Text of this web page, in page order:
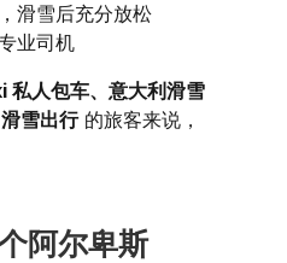
滑雪后充分放松
业司机
人包车、意大利滑雪
雪出行的旅客来说，
阿尔卑斯